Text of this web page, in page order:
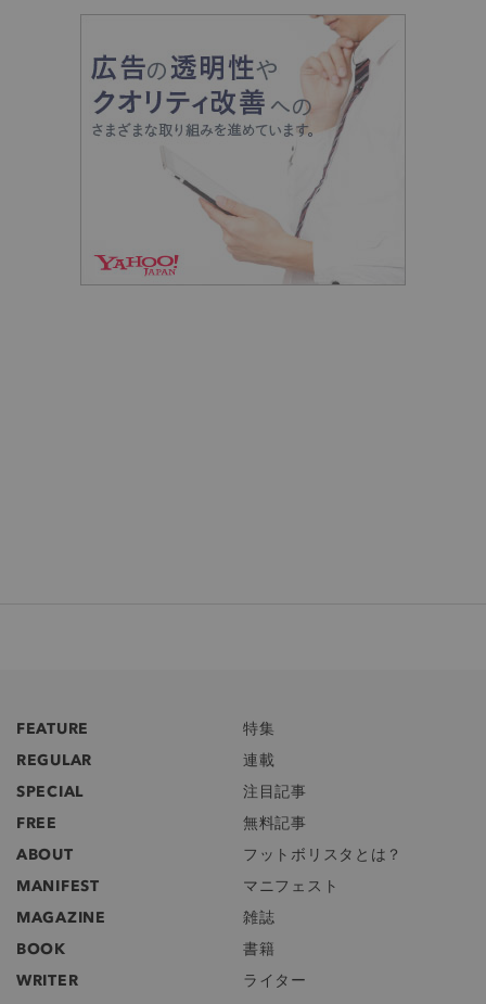
FEATURE
特集
REGULAR
連載
SPECIAL
注目記事
FREE
無料記事
ABOUT
フットボリスタとは？
MANIFEST
マニフェスト
MAGAZINE
雑誌
BOOK
書籍
WRITER
ライター